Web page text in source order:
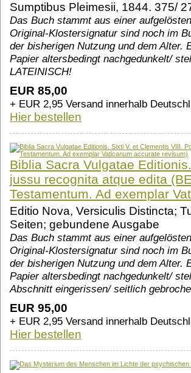
Sumptibus Pleimesii, 1844. 375/
Das Buch stammt aus einer
Original-Klostersignatur sind noch im
der bisherigen Nutzung und dem Alter.
Papier altersbedingt nachgedunkelt/
LATEINISCH!
EUR 85,00
+ EUR 2,95 Versand innerhalb
Hier bestellen
Biblia Sacra Vulgatae
jussu recognita atque edita
Testamentum. Ad exemplar
Editio Nova, Versiculis Distincta;
Seiten; gebundene Ausgabe
Das Buch stammt aus einer
Original-Klostersignatur sind noch im
der bisherigen Nutzung und dem Alter.
Papier altersbedingt nachgedunkelt/
Abschnitt eingerissen/ seitlich
EUR 95,00
+ EUR 2,95 Versand innerhalb
Hier bestellen